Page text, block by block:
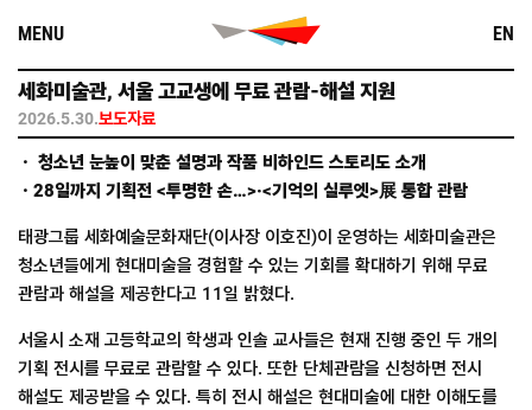
content
EN
MENU
세화미술관, 서울 고교생에 무료 관람-해설 지원
보도자료
2026.5.30.
ㆍ 청소년 눈높이 맞춘 설명과 작품 비하인드 스토리도 소개
ㆍ28일까지 기획전 <투명한 손…>·<기억의 실루엣>展 통합 관람
태광그룹 세화예술문화재단(이사장 이호진)이 운영하는 세화미술관은
청소년들에게 현대미술을 경험할 수 있는 기회를 확대하기 위해 무료
관람과 해설을 제공한다고 11일 밝혔다.
서울시 소재 고등학교의 학생과 인솔 교사들은 현재 진행 중인 두 개의
기획 전시를 무료로 관람할 수 있다. 또한 단체관람을 신청하면 전시
해설도 제공받을 수 있다. 특히 전시 해설은 현대미술에 대한 이해도를